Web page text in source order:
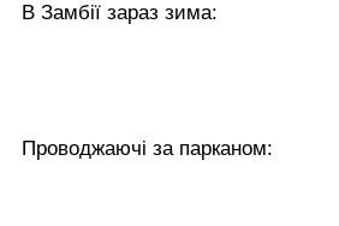
В Замбії зараз зима:
Проводжаючі за парканом: